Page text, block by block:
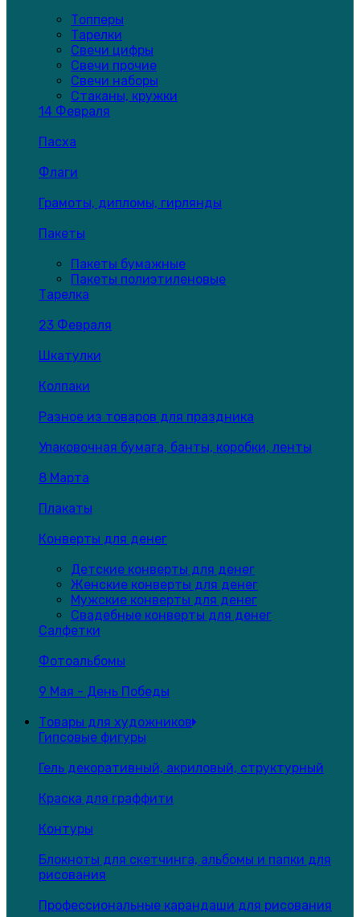
Топперы
Тарелки
Свечи цифры
Свечи прочие
Свечи наборы
Стаканы, кружки
14 Февраля
Пасха
Флаги
Грамоты, дипломы, гирлянды
Пакеты
Пакеты бумажные
Пакеты полиэтиленовые
Тарелка
23 Февраля
Шкатулки
Колпаки
Разное из товаров для праздника
Упаковочная бумага, банты, коробки, ленты
8 Марта
Плакаты
Конверты для денег
Детские конверты для денег
Женские конверты для денег
Мужские конверты для денег
Свадебные конверты для денег
Салфетки
Фотоальбомы
9 Мая - День Победы
Товары для художников
Гипсовые фигуры
Гель декоративный, акриловый, структурный
Краска для граффити
Контуры
Блокноты для скетчинга, альбомы и папки для
рисования
Профессиональные карандаши для рисования